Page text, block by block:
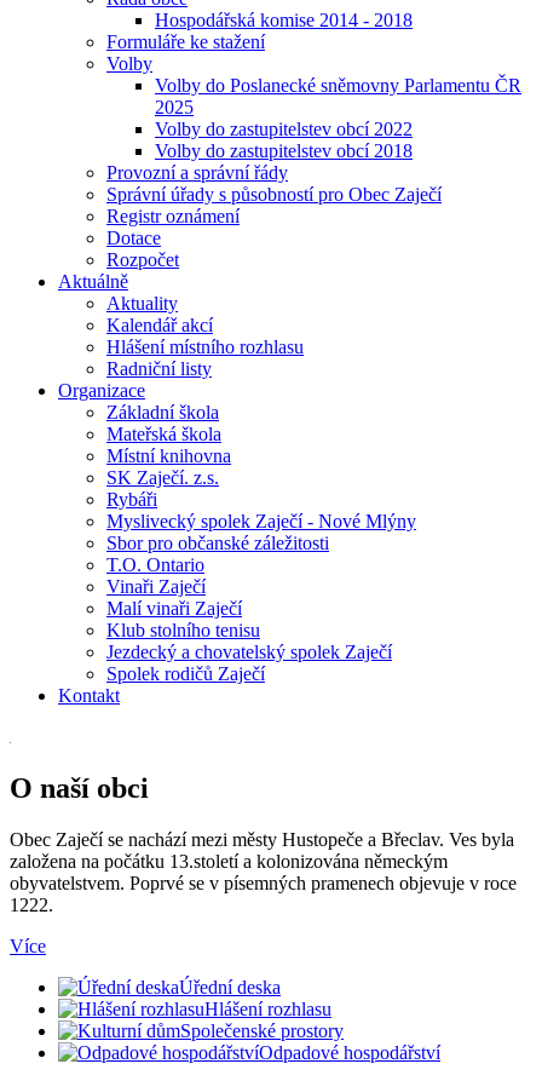
Hospodářská komise 2014 - 2018
Formuláře ke stažení
Volby
Volby do Poslanecké sněmovny Parlamentu ČR
2025
Volby do zastupitelstev obcí 2022
Volby do zastupitelstev obcí 2018
Provozní a správní řády
Správní úřady s působností pro Obec Zaječí
Registr oznámení
Dotace
Rozpočet
Aktuálně
Aktuality
Kalendář akcí
Hlášení místního rozhlasu
Radniční listy
Organizace
Základní škola
Mateřská škola
Místní knihovna
SK Zaječí. z.s.
Rybáři
Myslivecký spolek Zaječí - Nové Mlýny
Sbor pro občanské záležitosti
T.O. Ontario
Vinaři Zaječí
Malí vinaři Zaječí
Klub stolního tenisu
Jezdecký a chovatelský spolek Zaječí
Spolek rodičů Zaječí
Kontakt
O naší obci
Obec Zaječí se nachází mezi městy Hustopeče a Břeclav. Ves byla
založena na počátku 13.století a kolonizována německým
obyvatelstvem. Poprvé se v písemných pramenech objevuje v roce
1222.
Více
Úřední deska
Hlášení rozhlasu
Společenské prostory
Odpadové hospodářství